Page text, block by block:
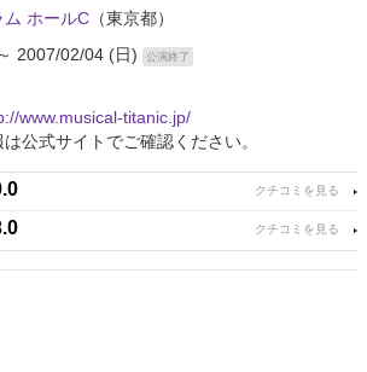
ム ホールC （東京都）
2007/02/04 (日)
公演終了
www.musical-titanic.jp/
公式サイトでご確認ください。